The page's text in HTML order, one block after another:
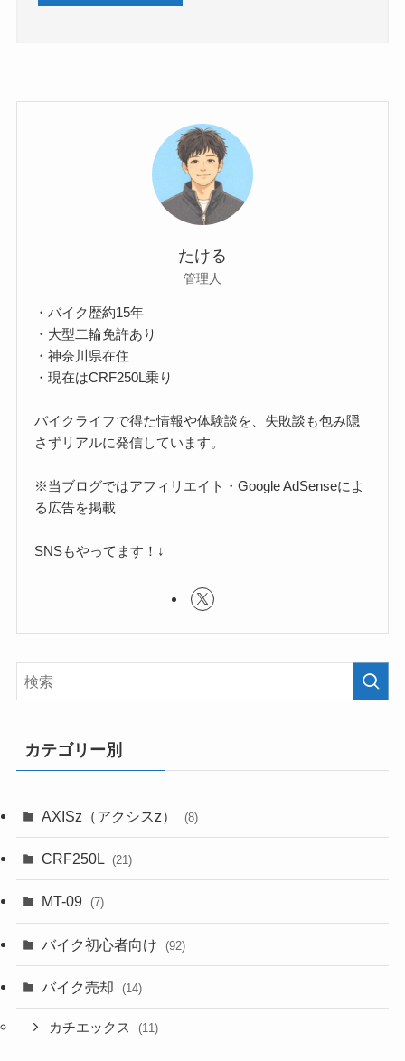
たける
管理人
・バイク歴約15年
・大型二輪免許あり
・神奈川県在住
・現在はCRF250L乗り
バイクライフで得た情報や体験談を、失敗談も包み隠
さずリアルに発信しています。
※当ブログではアフィリエイト・Google AdSenseによ
る広告を掲載
SNSもやってます！↓
カテゴリー別
AXISz（アクシスz） (8)
CRF250L (21)
MT-09 (7)
バイク初心者向け (92)
バイク売却 (14)
カチエックス (11)